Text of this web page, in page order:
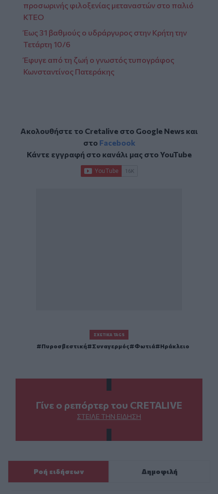
προσωρινής φιλοξενίας μεταναστών στο παλιό
ΚΤΕΟ
Έως 31 βαθμούς ο υδράργυρος στην Κρήτη την
Τετάρτη 10/6
Έφυγε από τη ζωή ο γνωστός τυπογράφος
Κωνσταντίνος Πατεράκης
Ακολουθήστε το Cretalive στο Google Newsκαι
στο Facebook
Κάντε εγγραφή στο κανάλι μας στοYouTube
ΣΧΕΤΙΚΆ TAGS
Πυροσβεστική Συναγερμός Φωτιά Ηράκλειο
Γίνε ο ρεπόρτερ του CRETALIVE
ΣΤΕΊΛΕ ΤΗΝ ΕΊΔΗΣΗ
Ροή ειδήσεων Δημοφιλή